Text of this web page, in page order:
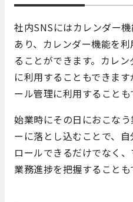
社内SNSにはカレンダー
あり、カレンダー機能を
ることができます。カレ
に利用することもできま
ール管理に利用することも
始業時にその日におこな
ーに落とし込むことで、
ロールできるだけでなく
業務進捗を把握することも